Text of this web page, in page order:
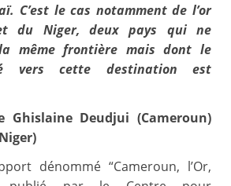
C’est le cas notamment de l’or
du Niger, deux pays qui ne
même frontière mais dont le
vers cette destination est
Ghislaine Deudjui (Cameroun)
dénommé “Cameroun, l’Or,